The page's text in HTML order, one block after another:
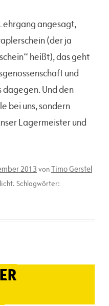
angesagt,
(der ja
heißt), das geht
und
dagegen. Und den
bei uns, sondern
Lagermeister und
2013 vonTimo Gerstel
Schlagwörter: